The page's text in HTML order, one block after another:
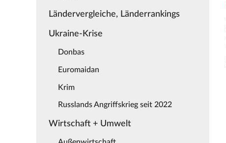
Ländervergleiche, Länderrankings
Ukraine-Krise
Donbas
Euromaidan
Krim
Russlands Angriffskrieg seit 2022
Wirtschaft + Umwelt